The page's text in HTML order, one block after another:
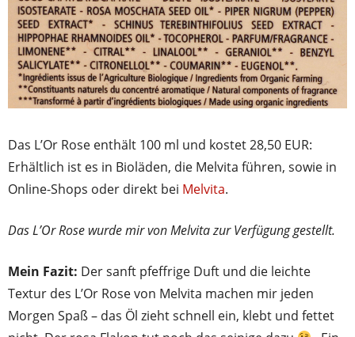
Das L’Or Rose enthält 100 ml und kostet 28,50 EUR:
Erhältlich ist es in Bioläden, die Melvita führen, sowie in
Online-Shops oder direkt bei Melvita.
Das L’Or Rose wurde mir von Melvita zur Verfügung gestellt.
Mein Fazit: Der sanft pfeffrige Duft und die leichte
Textur des L’Or Rose von Melvita machen mir jeden
Morgen Spaß – das Öl zieht schnell ein, klebt und fettet